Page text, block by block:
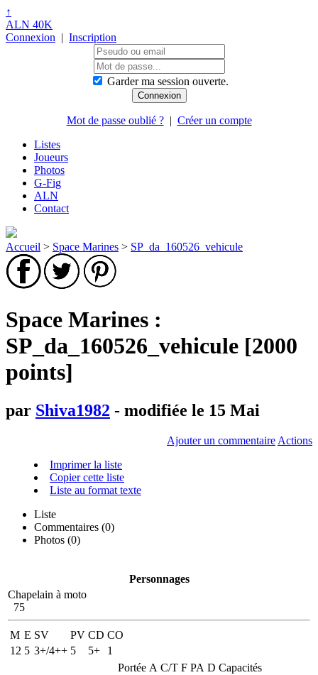
↑
ALN 40K
Connexion | Inscription
Garder ma session ouverte.
Mot de passe oublié ?| Créer un compte
Listes
Joueurs
Photos
G-Fig
ALN
Contact
Accueil > Space Marines > SP_da_160526_vehicule
Space Marines :
SP_da_160526_vehicule [2000
points]
par Shiva1982 - modifiée le 15 Mai
Ajouter un commentaire Actions
Imprimer la liste
Copier cette liste
Liste au format texte
Liste
Commentaires (0)
Photos (0)
Personnages
Chapelain à moto
75
M E SV PV CD CO
12 5 3+/4++ 5 5+
1
Portée A C/T F PA D Capacités